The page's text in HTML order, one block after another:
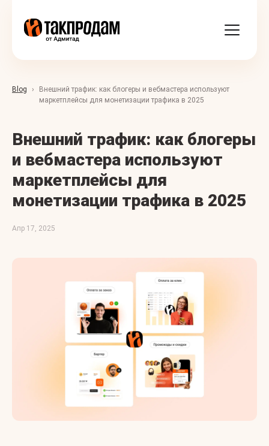
Blog
Внешний трафик: как блогеры и вебмастера используют
маркетплейсы для монетизации трафика в 2025
Внешний трафик: как блогеры
и вебмастера используют
маркетплейсы для
монетизации трафика в 2025
Апр 17, 2025